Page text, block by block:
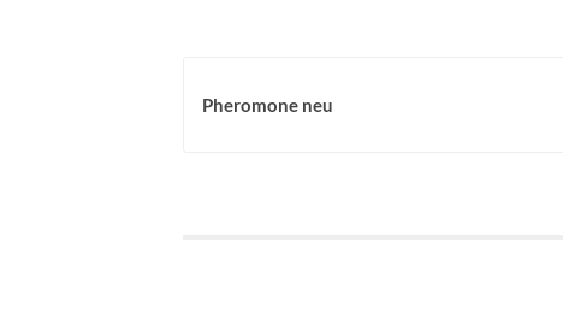
Pheromone neu